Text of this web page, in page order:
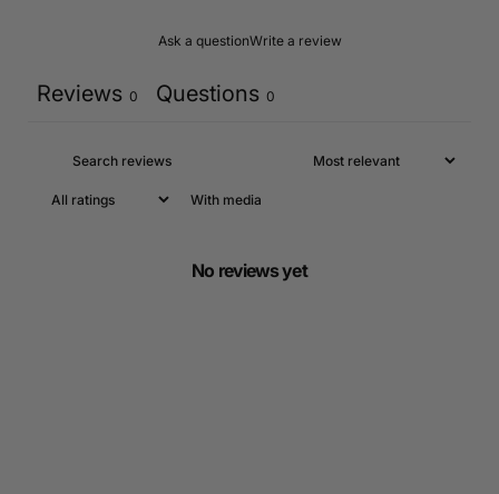
Ask a questionWrite a review
Reviews 0 Questions 0
With media
No reviews yet